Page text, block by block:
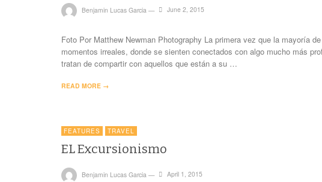
Benjamin Lucas Garcia — June 2, 2015
Foto Por Matthew Newman Photography La primera vez que la mayoría
momentos irreales, donde se sienten conectados con algo mucho más
tratan de compartir con aquellos que están a su …
READ MORE →
FEATURES TRAVEL
EL Excursionismo
Benjamin Lucas Garcia — April 1, 2015